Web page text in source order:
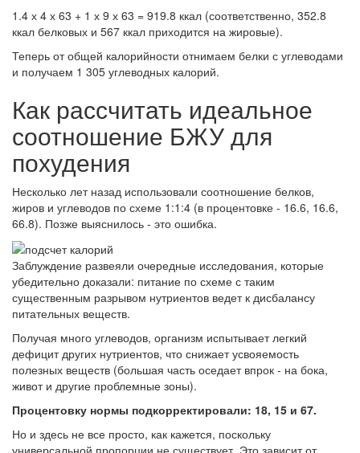
1.4 х 4 х 63 + 1 х 9 х 63 = 919.8 ккал (соответственно, 352.8
ккал белковых и 567 ккал приходится на жировые).
Теперь от общей калорийности отнимаем белки с углеводами
и получаем 1 305 углеводных калорий.
Как рассчитать идеальное
соотношение БЖУ для
похудения
Несколько лет назад использовали соотношение белков,
жиров и углеводов по схеме 1:1:4 (в процентовке - 16.6, 16.6,
66.8). Позже выяснилось - это ошибка.
Заблуждение развеяли очередные исследования, которые
убедительно доказали: питание по схеме с таким
существенным разрывом нутриентов ведет к дисбалансу
питательных веществ.
Получая много углеводов, организм испытывает легкий
дефицит других нутриентов, что снижает усвояемость
полезных веществ (большая часть оседает впрок - на бока,
живот и другие проблемные зоны).
Процентовку нормы подкорректировали: 18, 15 и 67.
Но и здесь не все просто, как кажется, поскольку
универсальной пропорции не существует. Это зависит от